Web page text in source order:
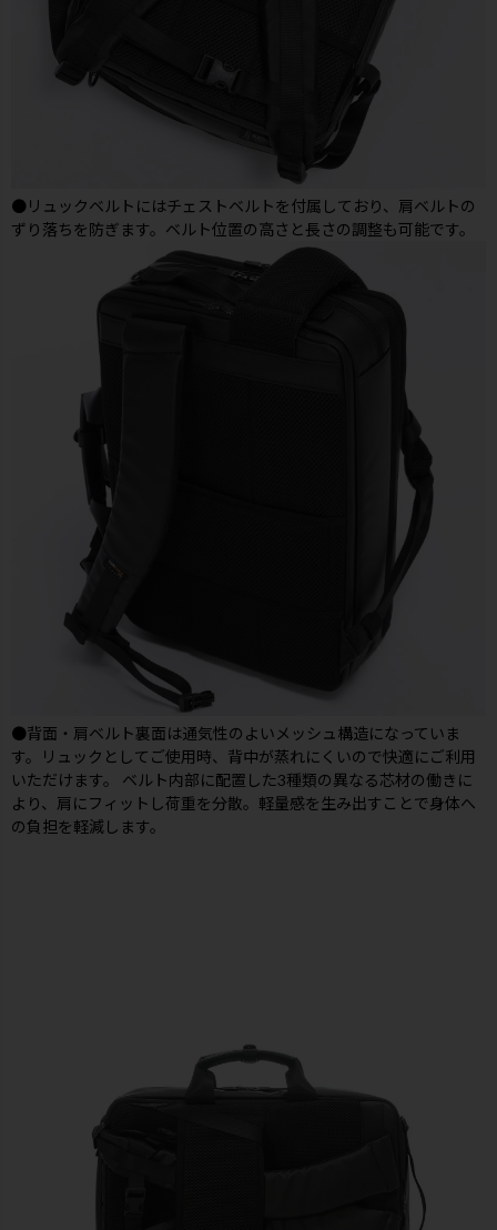
●リュックベルトにはチェストベルトを付属しており、肩ベルトの
ずり落ちを防ぎます。ベルト位置の高さと長さの調整も可能です。
●背面・肩ベルト裏面は通気性のよいメッシュ構造になっていま
す。リュックとしてご使用時、背中が蒸れにくいので快適にご利用
いただけます。 ベルト内部に配置した3種類の異なる芯材の働きに
より、肩にフィットし荷重を分散。軽量感を生み出すことで身体へ
の負担を軽減します。